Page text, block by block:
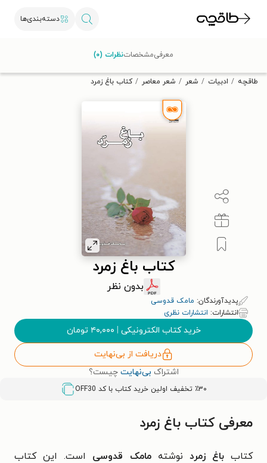
دسته‌بندی‌ها
تخفیف از طاقچه دریافت کن.
طاقچه ادبیات شعر شعر معاصر کتاب باغ زمرد
کتاب باغ زمرد
بدون نظر
پدیدآورندگان: مامک قدوسی
انتشارات: انتشارات نظری
خرید کتاب الکترونیکی | ۴۰,۰۰۰ تومان
دریافت از بی‌نهایت
اشتراک بی‌نهایت چیست؟
٪۳۰ تخفیف اولین خرید کتاب با کد OFF30
معرفیمشخصاتنظرات (۰)
معرفی کتاب باغ زمرد
کتابباغ زمرد نوشتهمامک قدوسی است. این کتاب